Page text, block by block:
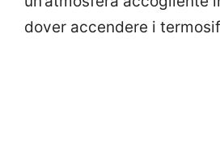
dover accendere i